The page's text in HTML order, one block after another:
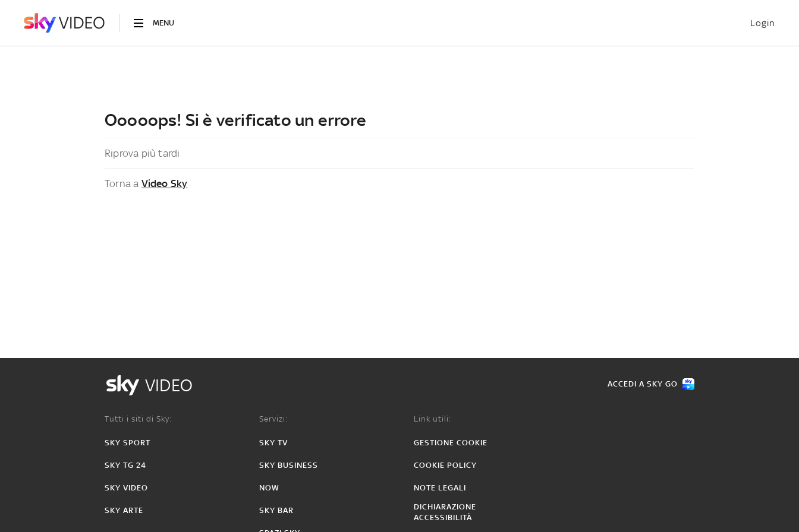
MENU Login
Ooooops! Si è verificato un errore
Riprova più tardi
Torna a Video Sky
VIDEO ACCEDI A SKY GO
Tutti i siti di Sky:
SKY SPORT
SKY TG 24
SKY VIDEO
SKY ARTE
Servizi:
SKY TV
SKY BUSINESS
NOW
SKY BAR
Link utili:
GESTIONE COOKIE
COOKIE POLICY
NOTE LEGALI
DICHIARAZIONE
ACCESSIBILITÀ